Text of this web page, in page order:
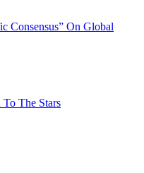
Consensus” On Global
The Stars